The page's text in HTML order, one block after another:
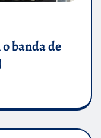
banda de